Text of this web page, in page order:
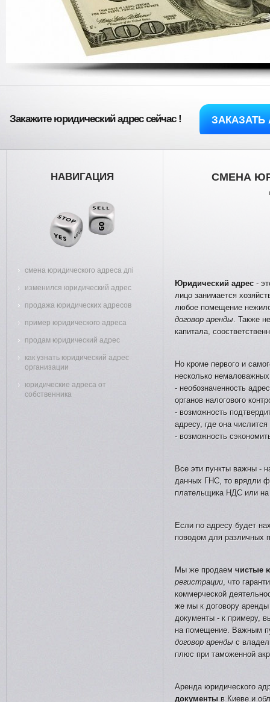
Закажите юридический адрес сейчас ! ЗАКАЗАТЬ
НАВИГАЦИЯ
смена юридического адреса дпі
изменился юридический адрес
продажа юридических адресов
пример юридического адреса
продам юридический адрес
как узнать юридический адрес
организации
юридические адреса от
собственника
СМЕНА
Юридический адрес -
лицо занимается
любое помещение
договор аренды. Также
капитала,
Но кроме первого и
несколько
- необозначенность
органов налогового
- возможность
адресу, где она числится
- возможность
Все эти пункты важны -
данных ГНС, то врядли
плательщика НДС или
Если по адресу будет
поводом для различных
Мы же продаем чистые
регистрации, что
коммерческой
же мы к договору
документы - к примеру,
на помещение. Важным
договор аренды с
плюс при таможенной
Аренда юридического
документы в Киеве и